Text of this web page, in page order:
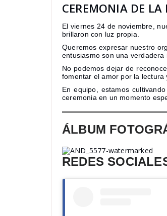
CEREMONIA DE
El viernes 24 de noviembre,
brillaron con luz propia.
Queremos expresar nuestro
entusiasmo son una
No podemos dejar de
fomentar el amor por la lectura
En equipo, estamos
ceremonia en un momento
ÁLBUM
REDES